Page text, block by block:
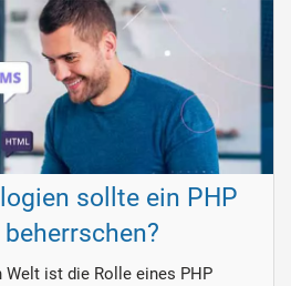
sollte ein PHP
Welt ist die Rolle eines PHP